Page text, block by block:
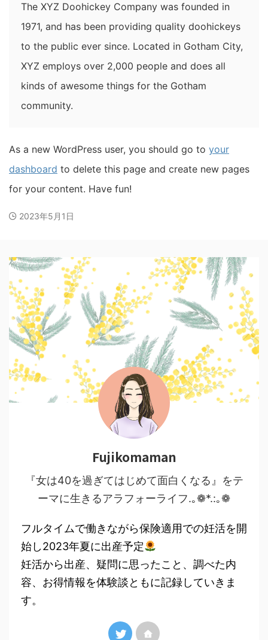
The XYZ Doohickey Company was founded in
1971, and has been providing quality doohickeys
to the public ever since. Located in Gotham City,
XYZ employs over 2,000 people and does all
kinds of awesome things for the Gotham
community.
As a new WordPress user, you should go to your
dashboard to delete this page and create new pages
for your content. Have fun!
2023年5月1日
Fujikomaman
『女は40を過ぎてはじめて面白くなる』をテ
ーマに生きるアラフォーライフ.｡❁*.:｡❁
フルタイムで働きながら保険適用での妊活を開
始し2023年夏に出産予定
妊活から出産、疑問に思ったこと、調べた内
容、お得情報を体験談ともに記録していきま
す。